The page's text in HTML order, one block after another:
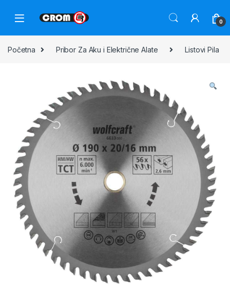
0
Početna Pribor Za Aku i Električne Alate Listovi Pila